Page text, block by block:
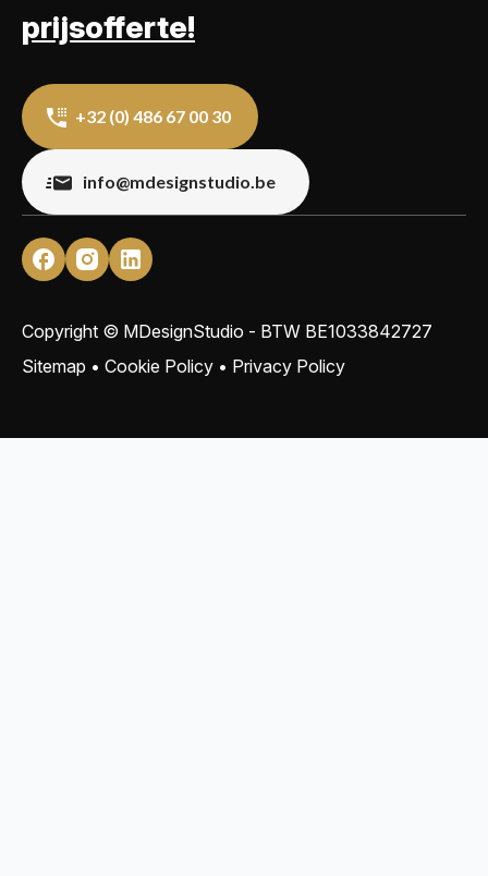
prijsofferte!
+32 (0) 486 67 00 30
info@mdesignstudio.be
Copyright © MDesignStudio - BTW BE1033842727
Sitemap • Cookie Policy • Privacy Policy